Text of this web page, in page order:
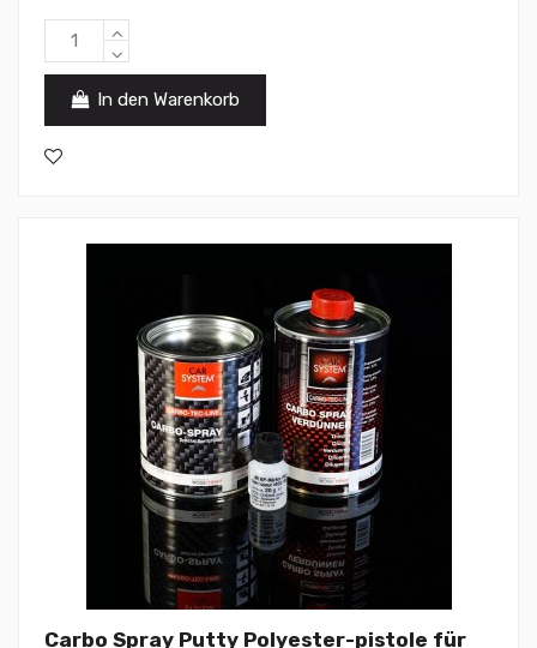
In den Warenkorb
Carbo Spray Putty Polyester-pistole für